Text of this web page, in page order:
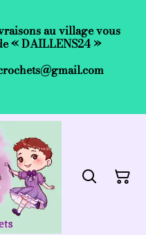
au village vous
« DAILLENS24 »